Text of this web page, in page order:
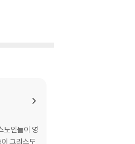
도인들이 영